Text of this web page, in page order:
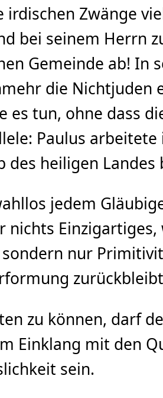
Zwänge
bei seinem Herrn
Gemeinde ab! In
die
es tun, ohne dass
Paulus
heiligen
jedem
nichts
nur
zu können, darf
Einklang mit den
sein.